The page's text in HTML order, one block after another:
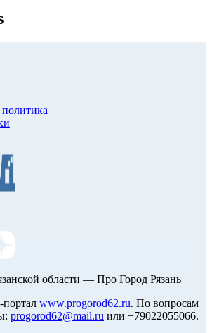
области — Про Город Рязань
портал www.progorod62.ru. По вопросам
progorod62@mail.ru или +79022055066.